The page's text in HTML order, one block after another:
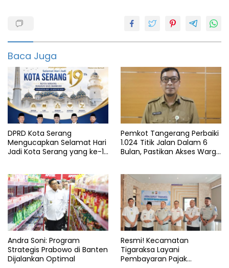
narulita
Pandeglang
Baca Juga
DPRD Kota Serang
Mengucapkan Selamat Hari
Jadi Kota Serang yang ke-19
Pemkot Tangerang Perbaiki
1.024 Titik Jalan Dalam 6
Bulan, Pastikan Akses Warga
Andra Soni: Program
Strategis Prabowo di Banten
Dijalankan Optimal
Resmi! Kecamatan
Tigaraksa Layani
Pembayaran Pajak